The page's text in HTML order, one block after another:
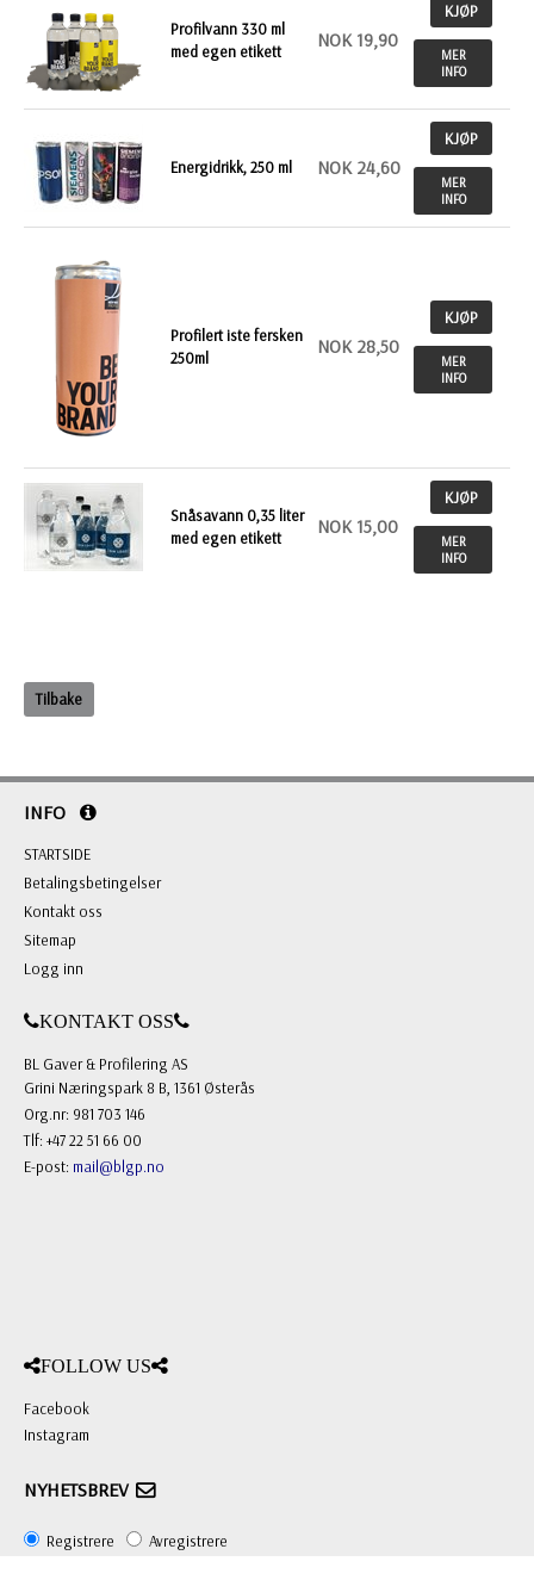
Profilvann 330 ml
med egen etikett
NOK 19,90
KJØP
MER
INFO
Energidrikk, 250 ml NOK 24,60
KJØP
MER
INFO
Profilert iste fersken
250ml
NOK 28,50
KJØP
MER
INFO
Snåsavann 0,35 liter
med egen etikett
NOK 15,00
KJØP
MER
INFO
Tilbake
INFO
STARTSIDE
Betalingsbetingelser
Kontakt oss
Sitemap
Logg inn
KONTAKT OSS
BL Gaver & Profilering AS
Grini Næringspark 8 B, 1361 Østerås
Org.nr: 981 703 146
Tlf: +47 22 51 66 00
E-post: mail@blgp.no
FOLLOW US
Facebook
Instagram
NYHETSBREV
Registrere Avregistrere